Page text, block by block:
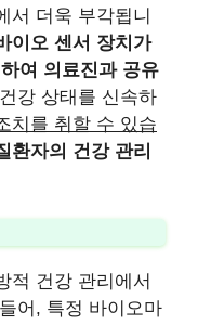
서 더욱 부각됩니
이오 센서 장치가
여 의료진과 공유
강 상태를 신속하
치를 취할 수 있습
환자의 건강 관리
적 건강 관리에서
어, 특정 바이오마